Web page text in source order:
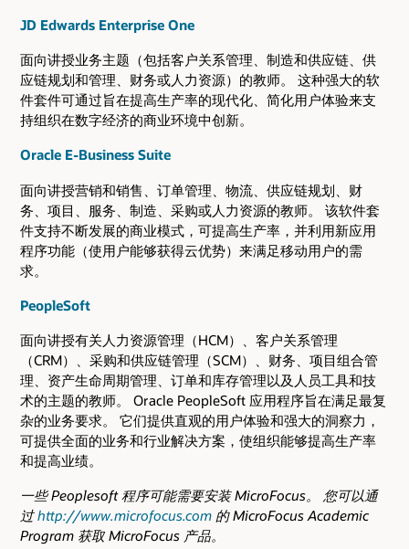
JD Edwards Enterprise One
面向讲授业务主题（包括客户关系管理、制造和供应链、供
应链规划和管理、财务或人力资源）的教师。 这种强大的软
件套件可通过旨在提高生产率的现代化、简化用户体验来支
持组织在数字经济的商业环境中创新。
Oracle E-Business Suite
面向讲授营销和销售、订单管理、物流、供应链规划、财
务、项目、服务、制造、采购或人力资源的教师。 该软件套
件支持不断发展的商业模式，可提高生产率，并利用新应用
程序功能（使用户能够获得云优势）来满足移动用户的需
求。
PeopleSoft
面向讲授有关人力资源管理（HCM）、客户关系管理
（CRM）、采购和供应链管理（SCM）、财务、项目组合管
理、资产生命周期管理、订单和库存管理以及人员工具和技
术的主题的教师。 Oracle PeopleSoft 应用程序旨在满足最复
杂的业务要求。 它们提供直观的用户体验和强大的洞察力，
可提供全面的业务和行业解决方案，使组织能够提高生产率
和提高业绩。
一些 Peoplesoft 程序可能需要安装 MicroFocus。 您可以通
过http://www.microfocus.com 的 MicroFocus Academic
Program 获取 MicroFocus 产品。